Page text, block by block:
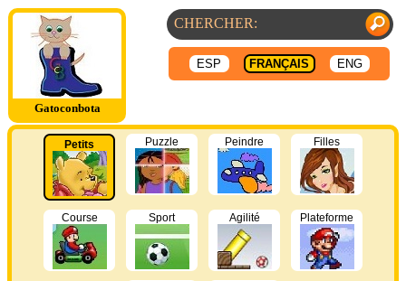
Gatoconbota
ESP FRANÇAIS ENG
Petits Puzzle Peindre Filles
Course Sport Agilité Plateforme